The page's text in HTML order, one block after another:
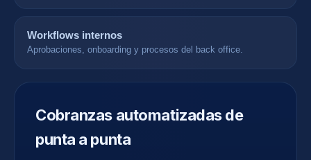
Workflows internos
Aprobaciones, onboarding y procesos del back office.
Cobranzas automatizadas de
punta a punta